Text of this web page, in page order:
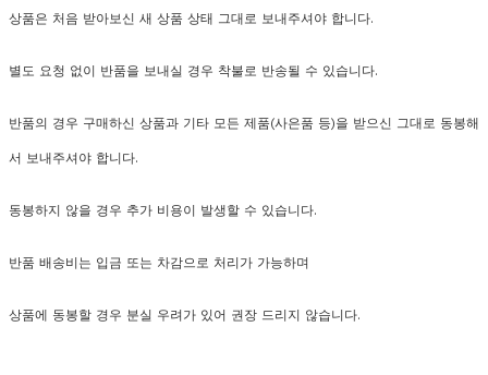
상품은 처음 받아보신 새 상품 상태 그대로 보내주셔야 합니다.
별도 요청 없이 반품을 보내실 경우 착불로 반송될 수 있습니다.
반품의 경우 구매하신 상품과 기타 모든 제품(사은품 등)을 받으신 그대로 동봉해
서 보내주셔야 합니다.
동봉하지 않을 경우 추가 비용이 발생할 수 있습니다.
반품 배송비는 입금 또는 차감으로 처리가 가능하며
상품에 동봉할 경우 분실 우려가 있어 권장 드리지 않습니다.